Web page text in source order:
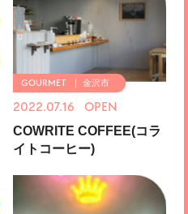
金沢市
2022.07.16 OPEN
COWRITE COFFEE(コラ
イトコーヒー)